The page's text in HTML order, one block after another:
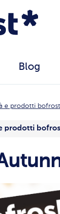
Blog
e prodotti
prodotti